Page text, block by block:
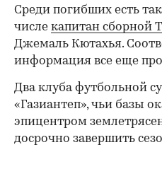
Среди погибших есть
числе капитан сборной
Джемаль Кютахья.
информация все еще
Два клуба футбольной
«Газиантеп», чьи базы
эпицентром
досрочно завершить